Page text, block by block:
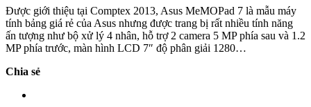
Được giới thiệu tại Comptex 2013, Asus MeMOPad 7 là mẫu máy
tính bảng giá rẻ của Asus nhưng được trang bị rất nhiều tính năng
ấn tượng như bộ xử lý 4 nhân, hỗ trợ 2 camera 5 MP phía sau và 1.2
MP phía trước, màn hình LCD 7″ độ phân giải 1280…
Chia sẻ